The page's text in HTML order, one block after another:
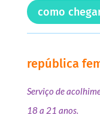
como
república
Serviço de
18 a 21 anos.